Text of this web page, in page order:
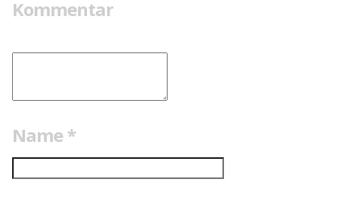
Kommentar
Name *